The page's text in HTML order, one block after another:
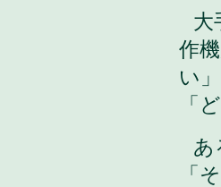
大
作
い
「
あ
「